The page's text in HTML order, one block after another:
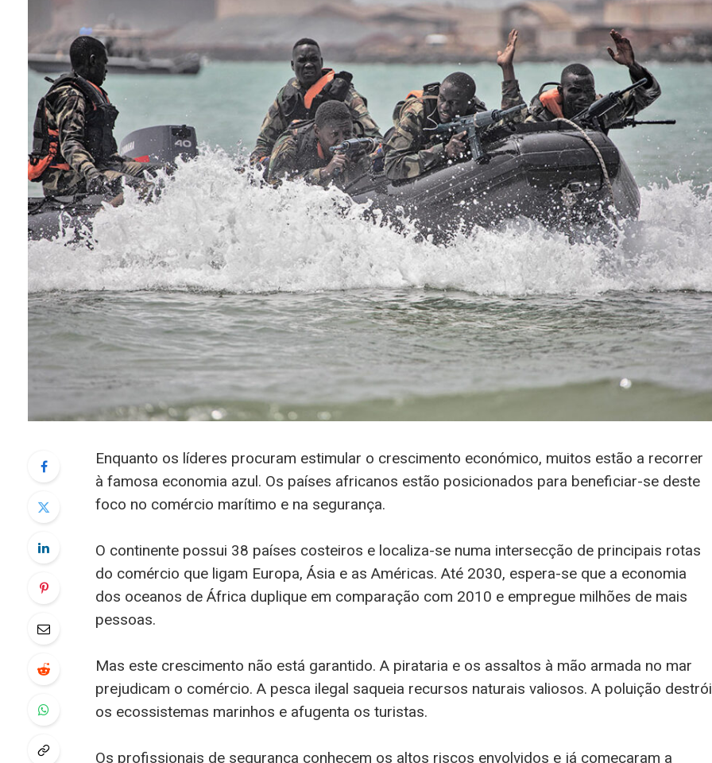
Enquanto os líderes procuram estimular o crescimento económico, muitos estão a recorrer
à famosa economia azul. Os países africanos estão posicionados para beneficiar-se deste
foco no comércio marítimo e na segurança.
O continente possui 38 países costeiros e localiza-se numa intersecção de principais rotas
do comércio que ligam Europa, Ásia e as Américas. Até 2030, espera-se que a economia
dos oceanos de África duplique em comparação com 2010 e empregue milhões de mais
pessoas.
Mas este crescimento não está garantido. A pirataria e os assaltos à mão armada no mar
prejudicam o comércio. A pesca ilegal saqueia recursos naturais valiosos. A poluição destrói
os ecossistemas marinhos e afugenta os turistas.
Os profissionais de segurança conhecem os altos riscos envolvidos e já começaram a